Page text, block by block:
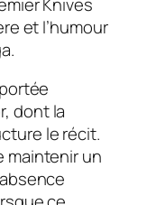
et l’humour
dont la
le récit.
maintenir un